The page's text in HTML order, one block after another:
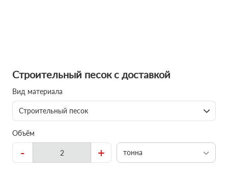
Строительный песок с доставкой
Вид материала
Строительный песок
Объём
- + тонна